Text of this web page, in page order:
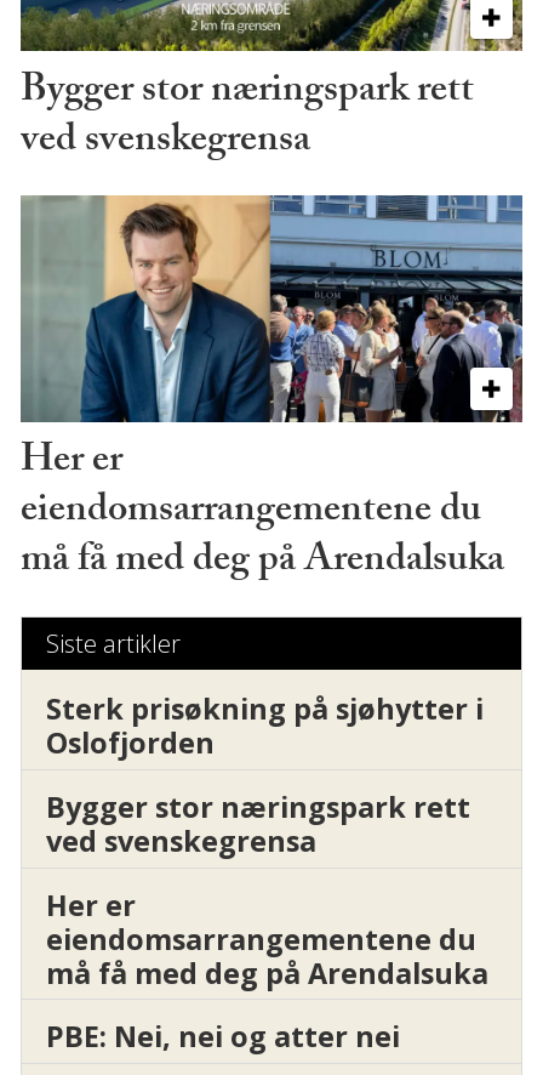
Bygger stor næringspark rett
ved svenskegrensa
Her er
eiendomsarrangementene du
må få med deg på Arendalsuka
Siste artikler
Sterk prisøkning på sjøhytter i
Oslofjorden
Bygger stor næringspark rett
ved svenskegrensa
Her er
eiendomsarrangementene du
må få med deg på Arendalsuka
PBE: Nei, nei og atter nei